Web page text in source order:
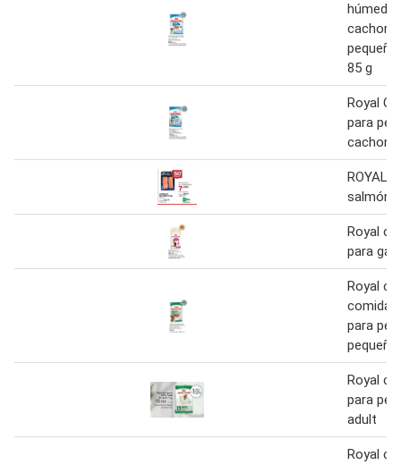
húmeda
85 g
Royal
para
ROYAL
salmón
Royal
para
Royal
comida
para
Royal
para
adult
Royal